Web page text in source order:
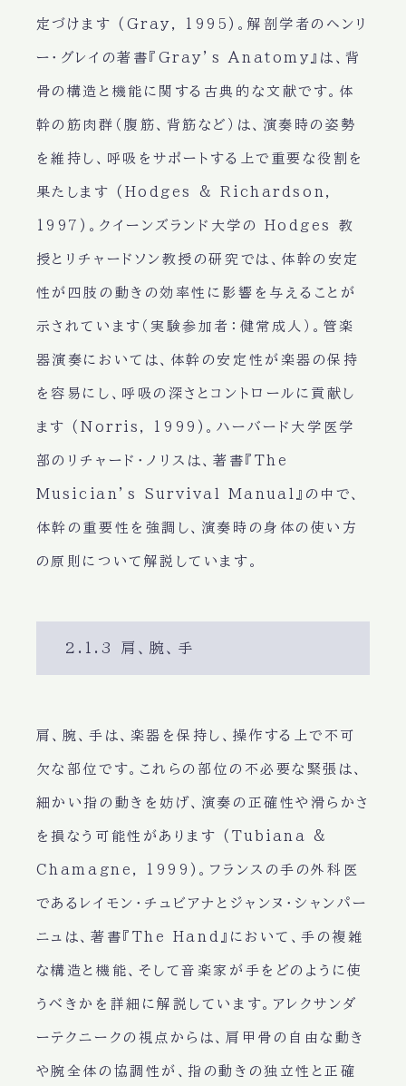
定づけます (Gray, 1995)。解剖学者のヘンリ
ー・グレイの著書『Gray’s Anatomy』は、背
骨の構造と機能に関する古典的な文献です。体
幹の筋肉群（腹筋、背筋など）は、演奏時の姿勢
を維持し、呼吸をサポートする上で重要な役割を
果たします (Hodges & Richardson,
1997)。クイーンズランド大学の Hodges 教
授とリチャードソン教授の研究では、体幹の安定
性が四肢の動きの効率性に影響を与えることが
示されています（実験参加者：健常成人）。管楽
器演奏においては、体幹の安定性が楽器の保持
を容易にし、呼吸の深さとコントロールに貢献し
ます (Norris, 1999)。ハーバード大学医学
部のリチャード・ノリスは、著書『The
Musician’s Survival Manual』の中で、
体幹の重要性を強調し、演奏時の身体の使い方
の原則について解説しています。
2.1.3 肩、腕、手
肩、腕、手は、楽器を保持し、操作する上で不可
欠な部位です。これらの部位の不必要な緊張は、
細かい指の動きを妨げ、演奏の正確性や滑らかさ
を損なう可能性があります (Tubiana &
Chamagne, 1999)。フランスの手の外科医
であるレイモン・チュビアナとジャンヌ・シャンパー
ニュは、著書『The Hand』において、手の複雑
な構造と機能、そして音楽家が手をどのように使
うべきかを詳細に解説しています。アレクサンダ
ーテクニークの視点からは、肩甲骨の自由な動き
や腕全体の協調性が、指の動きの独立性と正確